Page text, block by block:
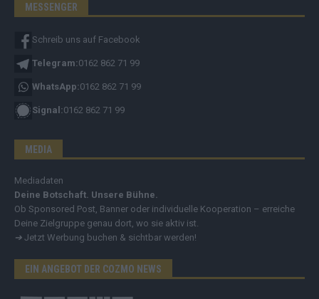
MESSENGER
Schreib uns auf Facebook
Telegram:0162 862 71 99
WhatsApp:0162 862 71 99
Signal:0162 862 71 99
MEDIA
Mediadaten
Deine Botschaft. Unsere Bühne.
Ob Sponsored Post, Banner oder individuelle Kooperation – erreiche
Deine Zielgruppe genau dort, wo sie aktiv ist.
➔ Jetzt Werbung buchen & sichtbar werden!
EIN ANGEBOT DER COZMO NEWS